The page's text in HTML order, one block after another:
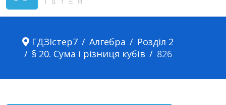
ГДЗІстер7 Алгебра
Розділ 2
§ 20. Сума і різниця кубів
826